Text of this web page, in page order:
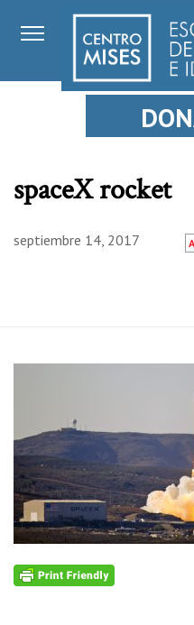
spaceX rocket
septiembre 14, 2017 A